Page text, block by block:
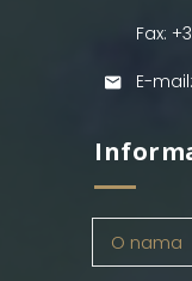
Fax:
E-
O nama